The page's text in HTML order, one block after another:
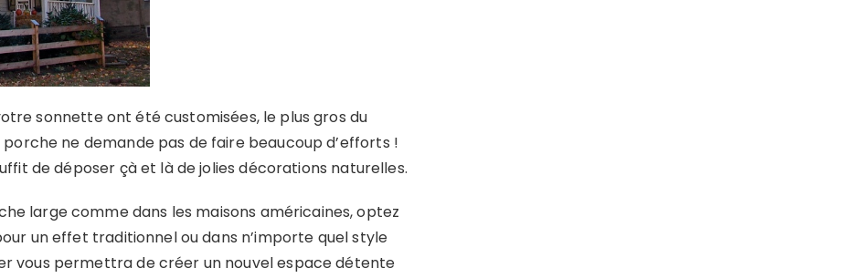
sonnette ont été customisées, le plus gros du
ne demande pas de faire beaucoup d’efforts !
de déposer çà et là de jolies décorations naturelles.
large comme dans les maisons américaines, optez
un effet traditionnel ou dans n’importe quel style
vous permettra de créer un nouvel espace détente